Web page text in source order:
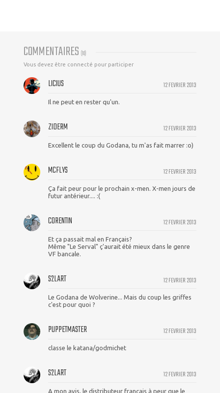
COMMENTAIRES (10)
Vous devez être connecté pour participer
12 FEVRIER 2013
LICIUS
Il ne peut en rester qu'un.
12 FEVRIER 2013
ZIDERM
Excellent le coup du Godana, tu m'as fait marrer :o)
12 FEVRIER 2013
MCFLYS
Ça fait peur pour le prochain x-men. X-men jours de
futur antérieur.... :(
12 FEVRIER 2013
CORENTIN
Et ça passait mal en Français?
Même "Le Serval" ç'aurait été mieux dans le genre
VF bancale.
12 FEVRIER 2013
S2LART
Le Godana de Wolverine... Mais du coup les griffes
c'est pour quoi ?
12 FEVRIER 2013
PUPPETMASTER
classe le katana/godmichet
12 FEVRIER 2013
S2LART
A mon avis, le distributeur français à peur que le